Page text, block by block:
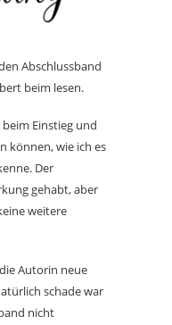
Abschlussband
beim lesen.
Einstieg und
können, wie ich es
Der
gehabt, aber
weitere
Autorin neue
schade war
nicht